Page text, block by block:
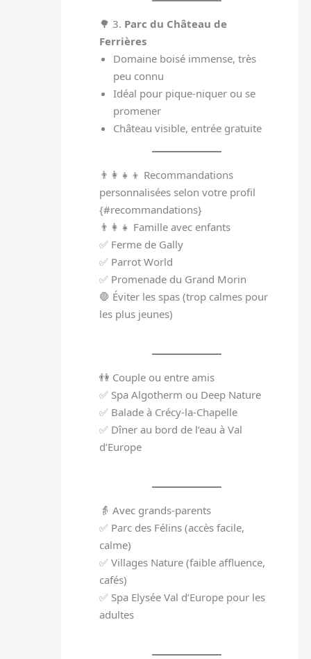
🌳 3. Parc du Château de
Ferrières
Domaine boisé immense, très
peu connu
Idéal pour pique-niquer ou se
promener
Château visible, entrée gratuite
👨‍👩‍👧‍👦 Recommandations
personnalisées selon votre profil
{#recommandations}
👨‍👩‍👧 Famille avec enfants
✅ Ferme de Gally
✅ Parrot World
✅ Promenade du Grand Morin
🛑 Éviter les spas (trop calmes pour
les plus jeunes)
👫 Couple ou entre amis
✅ Spa Algotherm ou Deep Nature
✅ Balade à Crécy-la-Chapelle
✅ Dîner au bord de l’eau à Val
d’Europe
👵 Avec grands-parents
✅ Parc des Félins (accès facile,
calme)
✅ Villages Nature (faible affluence,
cafés)
✅ Spa Elysée Val d’Europe pour les
adultes